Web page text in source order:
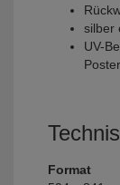
silber
UV-
Format